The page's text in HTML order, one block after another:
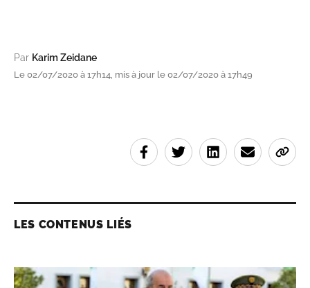
Par Karim Zeidane
Le 02/07/2020 à 17h14, mis à jour le 02/07/2020 à 17h49
LES CONTENUS LIÉS